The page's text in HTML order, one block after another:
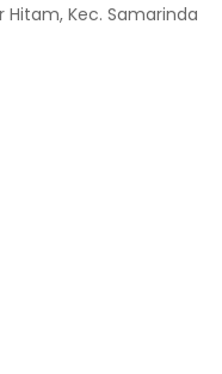
Hitam, Kec. Samarinda